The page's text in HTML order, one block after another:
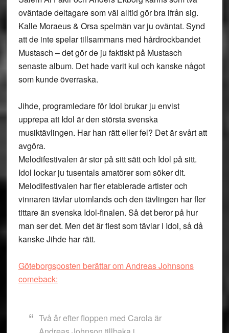
oväntade deltagare som väl alltid gör bra ifrån sig.
Kalle Moraeus & Orsa spelmän var ju oväntat. Synd
att de inte spelar tillsammans med hårdrockbandet
Mustasch – det gör de ju faktiskt på Mustasch
senaste album. Det hade varit kul och kanske något
som kunde överraska.
Jihde, programledare för Idol brukar ju envist
upprepa att Idol är den största svenska
musiktävlingen. Har han rätt eller fel? Det är svårt att
avgöra.
Melodifestivalen är stor på sitt sätt och Idol på sitt.
Idol lockar ju tusentals amatörer som söker dit.
Melodifestivalen har fler etablerade artister och
vinnaren tävlar utomlands och den tävlingen har fler
tittare än svenska Idol-finalen. Så det beror på hur
man ser det. Men det är flest som tävlar i Idol, så då
kanske Jihde har rätt.
Göteborgsposten berättar om Andreas Johnsons
comeback:
Två år efter floppen med Carola är